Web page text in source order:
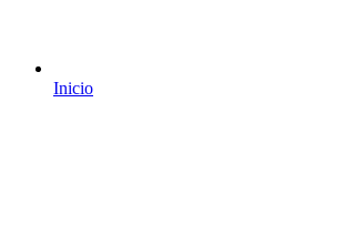
Inicio